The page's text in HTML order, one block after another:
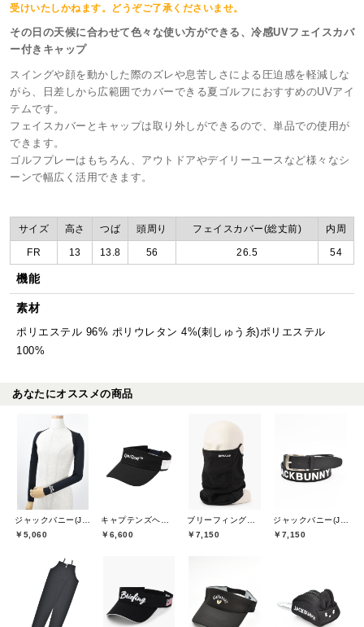
受けいたしかねます。どうぞご了承くださいませ。
その日の天候に合わせて色々な使い方ができる、冷感UVフェイスカバ
ー付きキャップ
スイングや顔を動かした際のズレや息苦しさによる圧迫感を軽減しな
がら、日差しから広範囲でカバーできる夏ゴルフにおすすめのUVアイ
テムです。
フェイスカバーとキャップは取り外しができるので、単品での使用が
できます。
ゴルフプレーはもちろん、アウトドアやデイリーユースなど様々なシ
ーンで幅広く活用できます。
サイズ 高さ つば 頭周り フェイスカバー(総丈前) 内周
FR 13 13.8 56 26.5 54
機能
素材
ポリエステル 96% ポリウレタン 4%(刺しゅう糸)ポリエステル
100%
あなたにオススメの商品
￥5,060
￥6,600
￥7,150
￥7,150